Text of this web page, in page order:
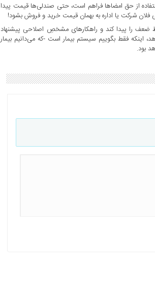
از حق امضاها فراهم است، حتی صندلی‌ها قیمت پیدا
شرکت یا اداره به بهمان قیمت خرید و فروش بشود!
ضعف را پیدا کند و راهکارهای مشخصِ اصلاحی پیشنهاد
اینکه فقط بگوییم سیستم بیمار است -که می‌دانیم بیمار
بود.